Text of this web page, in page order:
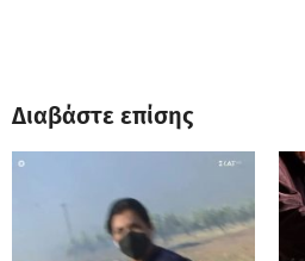
Διαβάστε επίσης